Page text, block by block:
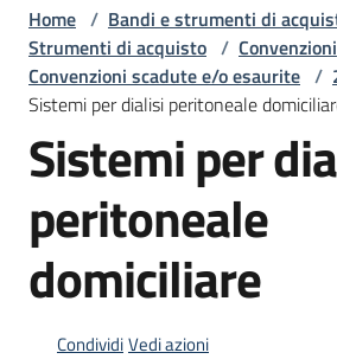
telematici
L'Agenzia
Bandi
e
strumenti
di
acquisto
Home / Bandi e strumenti di
Strumenti di acquisto / Convenzioni
Convenzioni scadute e/o esaurite /
Sistemi per dialisi peritoneale
Sistemi per
peritoneale
domiciliare
CondividiVedi azioni